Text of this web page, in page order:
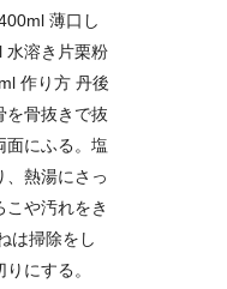
薄口し
溶き片栗粉
作り方 丹後
を骨抜きで抜
面にふる。塩
、熱湯にさっ
こや汚れをき
は掃除をし
にする。